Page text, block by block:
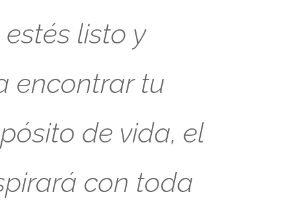
listo y
encontrar tu
de vida, el
con toda